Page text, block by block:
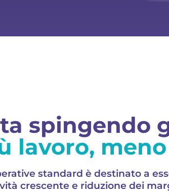
spingendo
lavoro,
standard è destinato a
crescente e riduzione dei